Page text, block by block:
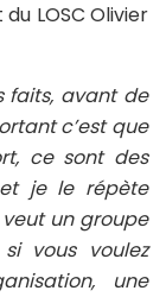
LOSC Olivier
faits, avant de
c’est que
ce sont des
je le répète
un groupe
vous voulez
une